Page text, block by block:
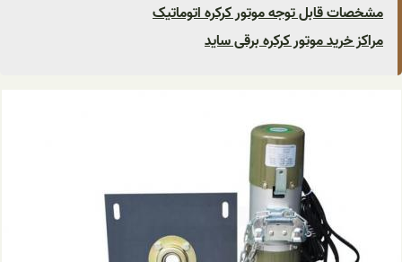
مشخصات قابل توجه موتور کرکره اتوماتیک
مراکز خرید موتور کرکره برقی ساید